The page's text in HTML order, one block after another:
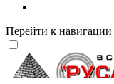
Перейти к навигации